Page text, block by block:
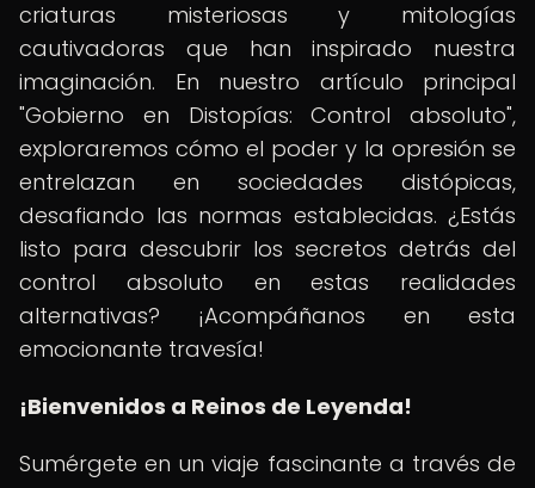
criaturas misteriosas y mitologías
cautivadoras que han inspirado nuestra
imaginación. En nuestro artículo principal
"Gobierno en Distopías: Control absoluto",
exploraremos cómo el poder y la opresión se
entrelazan en sociedades distópicas,
desafiando las normas establecidas. ¿Estás
listo para descubrir los secretos detrás del
control absoluto en estas realidades
alternativas? ¡Acompáñanos en esta
emocionante travesía!
¡Bienvenidos a Reinos de Leyenda!
Sumérgete en un viaje fascinante a través de